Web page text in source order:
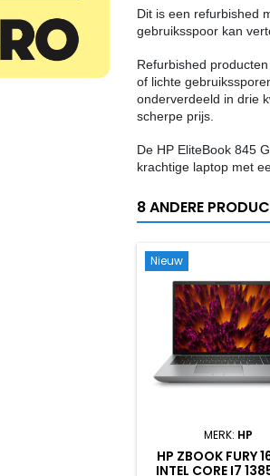
Dit is een refurbished
gebruiksspoor kan
Refurbished
of lichte
onderverdeeld in drie
scherpe prijs.
De HP EliteBook 845
krachtige laptop met
8 ANDERE
Nieuw
MERK: HP
HP ZBOOK FURY
INTEL CORE I7